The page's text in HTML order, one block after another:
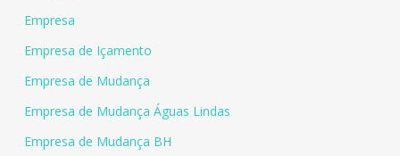
Empresa
Empresa de Içamento
Empresa de Mudança
Empresa de Mudança Águas Lindas
Empresa de Mudança BH